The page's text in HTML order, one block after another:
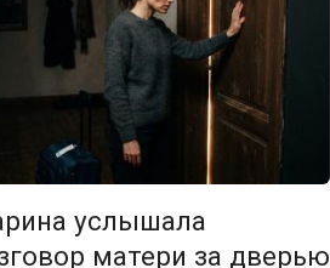
услышала
матери за дверью